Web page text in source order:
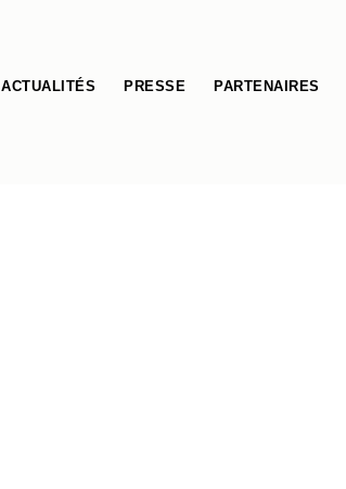
ACTUALITÉS PRESSE PARTENAIRES